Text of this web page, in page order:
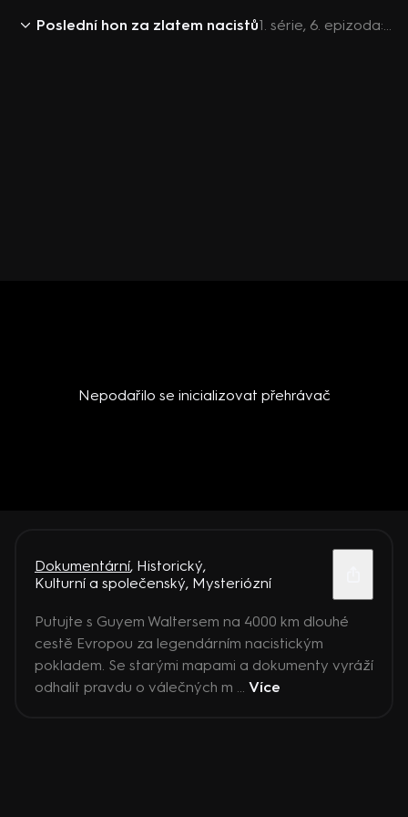
Poslední hon za zlatem nacistů 1. série, 6. epizoda: Poslední hon za zlatem nacistů S1 (6)
Nepodařilo se inicializovat přehrávač
Dokumentární, Historický,
Kulturní a společenský, Mysteriózní
Putujte s Guyem Waltersem na 4000 km dlouhé
cestě Evropou za legendárním nacistickým
pokladem. Se starými mapami a dokumenty vyráží
odhalit pravdu o válečných m ... Více